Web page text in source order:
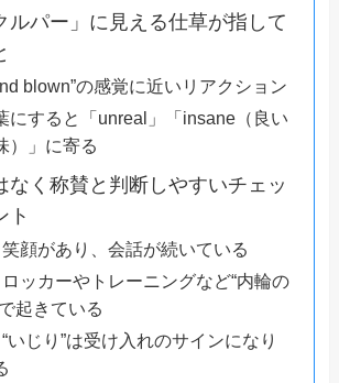
ルパー」に見える仕草が指して
blown”の感覚に近いリアクション
にすると「unreal」「insane（良い
）」に寄る
なく称賛と判断しやすいチェッ
ト
顔があり、会話が続いている
ッカーやトレーニングなど“内輪の
起きている
いじり”は受け入れのサインになり